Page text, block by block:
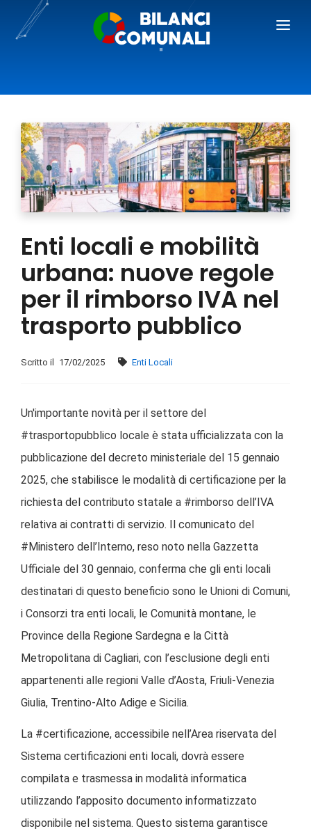
PREZZI
RICHIEDI DEMO
AREA GIORNALISTI
Enti locali e mobilità
urbana: nuove regole
per il rimborso IVA nel
trasporto pubblico
Scritto il 17/02/2025 Enti Locali
Un'importante novità per il settore del
#trasportopubblico locale è stata ufficializzata con la
pubblicazione del decreto ministeriale del 15 gennaio
2025, che stabilisce le modalità di certificazione per la
richiesta del contributo statale a #rimborso dell’IVA
relativa ai contratti di servizio. Il comunicato del
#Ministero dell’Interno, reso noto nella Gazzetta
Ufficiale del 30 gennaio, conferma che gli enti locali
destinatari di questo beneficio sono le Unioni di Comuni,
i Consorzi tra enti locali, le Comunità montane, le
Province della Regione Sardegna e la Città
Metropolitana di Cagliari, con l’esclusione degli enti
appartenenti alle regioni Valle d’Aosta, Friuli-Venezia
Giulia, Trentino-Alto Adige e Sicilia.
La #certificazione, accessibile nell’Area riservata del
Sistema certificazioni enti locali, dovrà essere
compilata e trasmessa in modalità informatica
utilizzando l’apposito documento informatizzato
disponibile nel sistema. Questo sistema garantisce